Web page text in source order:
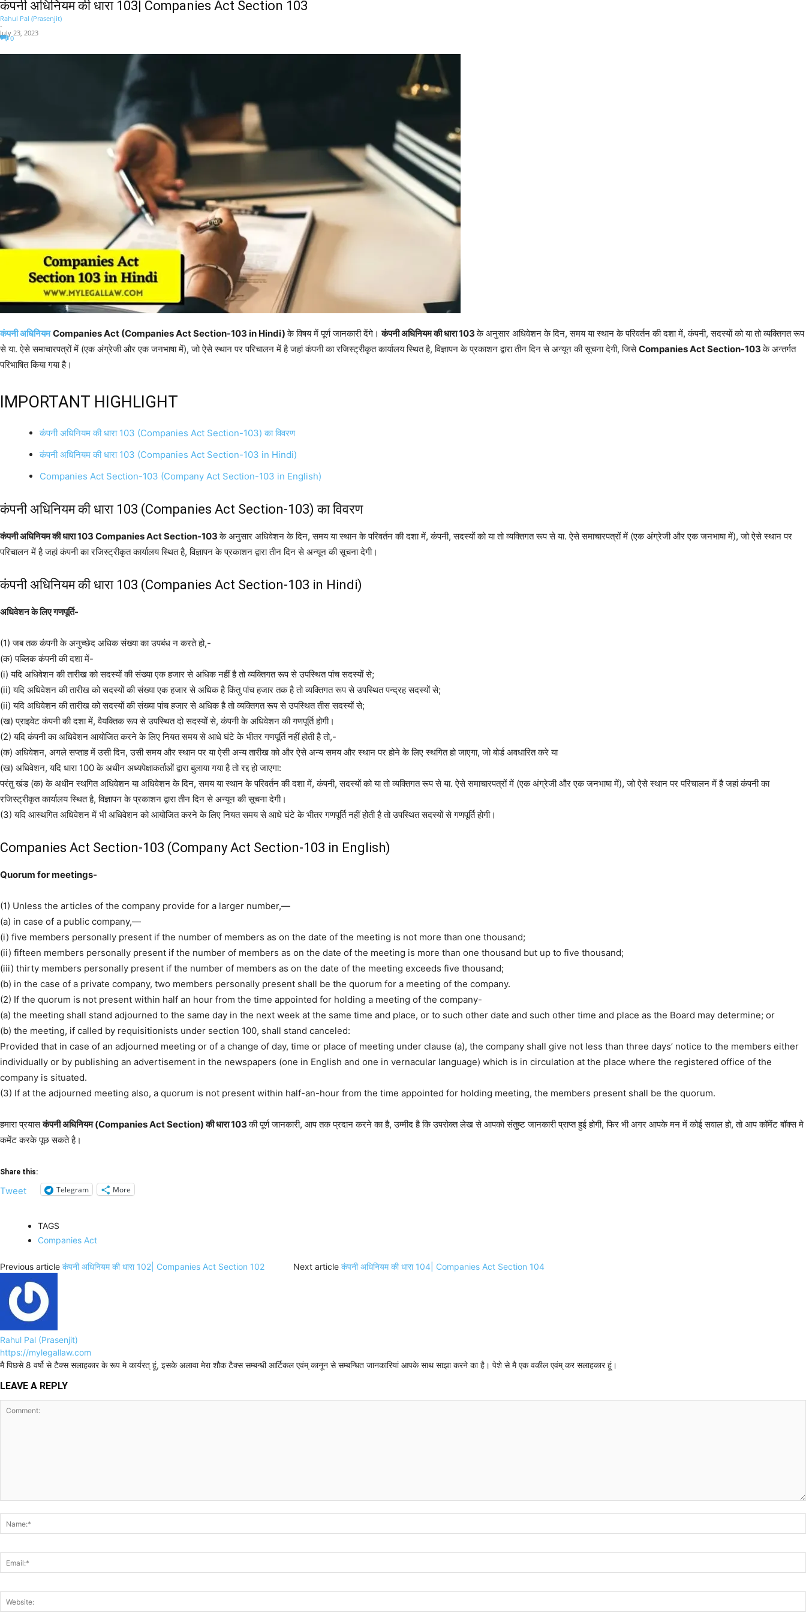
कंपनी अधिनियम की धारा 103| Companies Act Section 103
Rahul Pal (Prasenjit)
-
July 23, 2023
0
कंपनी अधिनियम Companies Act (Companies Act Section-103 in Hindi)के विषय में पूर्ण जानकारी देंगे।कंपनी अधिनियम की धारा 103के अनुसार अधिवेशन के दिन, समय या स्थान के परिवर्तन की दशा में, कंपनी, सदस्यों को या तो व्यक्तिगत रूप
से या. ऐसे समाचारपत्रों में (एक अंग्रेजी और एक जनभाषा में), जो ऐसे स्थान पर परिचालन में है जहां कंपनी का रजिस्ट्रीकृत कार्यालय स्थित है, विज्ञापन के प्रकाशन द्वारा तीन दिन से अन्यून की सूचना देगी, जिसेCompanies Act Section-103के अन्तर्गत
परिभाषित किया गया है।
IMPORTANT HIGHLIGHT
कंपनी अधिनियम की धारा 103 (Companies Act Section-103) का विवरण
कंपनी अधिनियम की धारा 103 (Companies Act Section-103 in Hindi)
Companies Act Section-103 (Company Act Section-103 in English)
कंपनी अधिनियम की धारा 103 (Companies Act Section-103) का विवरण
कंपनी अधिनियम की धारा 103 Companies Act Section-103के अनुसार अधिवेशन के दिन, समय या स्थान के परिवर्तन की दशा में, कंपनी, सदस्यों को या तो व्यक्तिगत रूप से या. ऐसे समाचारपत्रों में (एक अंग्रेजी और एक जनभाषा में), जो ऐसे स्थान पर
परिचालन में है जहां कंपनी का रजिस्ट्रीकृत कार्यालय स्थित है, विज्ञापन के प्रकाशन द्वारा तीन दिन से अन्यून की सूचना देगी।
कंपनी अधिनियम की धारा 103 (Companies Act Section-103 in Hindi)
अधिवेशन के लिए गणपूर्ति-
(1) जब तक कंपनी के अनुच्छेद अधिक संख्या का उपबंध न करते हो,-
(क) पब्लिक कंपनी की दशा में-
(i) यदि अधिवेशन की तारीख को सदस्यों की संख्या एक हजार से अधिक नहीं है तो व्यक्तिगत रूप से उपस्थित पांच सदस्यों से;
(ii) यदि अधिवेशन की तारीख को सदस्यों की संख्या एक हजार से अधिक है किंतु पांच हजार तक है तो व्यक्तिगत रूप से उपस्थित पन्द्रह सदस्यों से;
(ii) यदि अधिवेशन की तारीख को सदस्यों की संख्या पांच हजार से अधिक है तो व्यक्तिगत रूप से उपस्थित तीस सदस्यों से;
(ख) प्राइवेट कंपनी की दशा में, वैयक्तिक रूप से उपस्थित दो सदस्यों से, कंपनी के अधिवेशन की गणपूर्ति होगी।
(2) यदि कंपनी का अधिवेशन आयोजित करने के लिए नियत समय से आधे घंटे के भीतर गणपूर्ति नहीं होती है तो,-
(क) अधिवेशन, अगले सप्ताह में उसी दिन, उसी समय और स्थान पर या ऐसी अन्य तारीख को और ऐसे अन्य समय और स्थान पर होने के लिए स्थगित हो जाएगा, जो बोर्ड अवधारित करे या
(ख) अधिवेशन, यदि धारा 100 के अधीन अध्यपेक्षाकर्ताओं द्वारा बुलाया गया है तो रद्द हो जाएगा:
परंतु खंड (क) के अधीन स्थगित अधिवेशन या अधिवेशन के दिन, समय या स्थान के परिवर्तन की दशा में, कंपनी, सदस्यों को या तो व्यक्तिगत रूप से या. ऐसे समाचारपत्रों में (एक अंग्रेजी और एक जनभाषा में), जो ऐसे स्थान पर परिचालन में है जहां कंपनी का
रजिस्ट्रीकृत कार्यालय स्थित है, विज्ञापन के प्रकाशन द्वारा तीन दिन से अन्यून की सूचना देगी।
(3) यदि आस्थगित अधिवेशन में भी अधिवेशन को आयोजित करने के लिए नियत समय से आधे घंटे के भीतर गणपूर्ति नहीं होती है तो उपस्थित सदस्यों से गणपूर्ति होगी।
Companies Act Section-103 (Company Act Section-103 in English)
Quorum for meetings-
(1) Unless the articles of the company provide for a larger number,—
(a) in case of a public company,—
(i) five members personally present if the number of members as on the date of the meeting is not more than one thousand;
(ii) fifteen members personally present if the number of members as on the date of the meeting is more than one thousand but up to five thousand;
(iii) thirty members personally present if the number of members as on the date of the meeting exceeds five thousand;
(b) in the case of a private company, two members personally present shall be the quorum for a meeting of the company.
(2) If the quorum is not present within half an hour from the time appointed for holding a meeting of the company-
(a) the meeting shall stand adjourned to the same day in the next week at the same time and place, or to such other date and such other time and place as the Board may determine; or
(b) the meeting, if called by requisitionists under section 100, shall stand canceled:
Provided that in case of an adjourned meeting or of a change of day, time or place of meeting under clause (a), the company shall give not less than three days’ notice to the members either
individually or by publishing an advertisement in the newspapers (one in English and one in vernacular language) which is in circulation at the place where the registered office of the
company is situated.
(3) If at the adjourned meeting also, a quorum is not present within half-an-hour from the time appointed for holding meeting, the members present shall be the quorum.
हमारा प्रयासकंपनी अधिनियम (Companies Act Section) की धारा 103की पूर्ण जानकारी, आप तक प्रदान करने का है, उम्मीद है कि उपरोक्त लेख से आपको संतुष्ट जानकारी प्राप्त हुई होगी, फिर भी अगर आपके मन में कोई सवाल हो, तो आप कॉमेंट बॉक्स मे
कमेंट करके पूछ सकते है।
Share this:
Tweet Telegram More
TAGS
Companies Act
Previous article कंपनी अधिनियम की धारा 102| Companies Act Section 102 Next article कंपनी अधिनियम की धारा 104| Companies Act Section 104
Rahul Pal (Prasenjit)
https://mylegallaw.com
मै पिछसे 8 वर्षो से टैक्स सलाहकार के रूप मे कार्यरत् हूं, इसके अलावा मेरा शौक टैक्स सम्बन्धी आर्टिकल एवंम् कानून से सम्बन्धित जानकारियां आपके साथ साझा करने का है। पेशे से मै एक वकील एवंम् कर सलाहकार हूं।
LEAVE A REPLY